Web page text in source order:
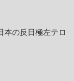
本の反日極左テロ